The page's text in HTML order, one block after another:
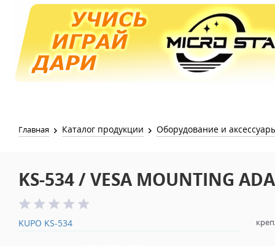
Распродажа Лампы
Главная Каталог продукции Оборудование и
KS-534 / VESA MOUNTING
KUPO KS-534